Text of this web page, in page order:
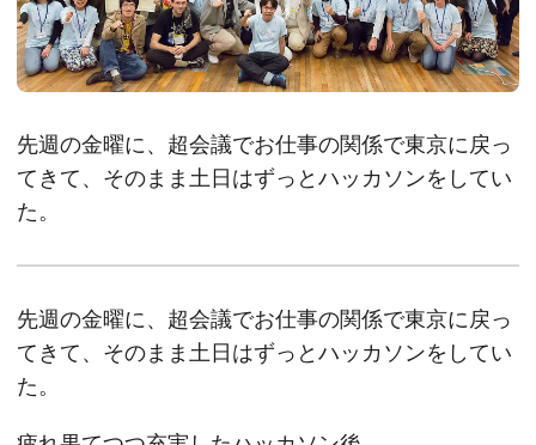
先週の金曜に、超会議でお仕事の関係で東京に戻っ
てきて、そのまま土日はずっとハッカソンをしてい
た。
先週の金曜に、超会議でお仕事の関係で東京に戻っ
てきて、そのまま土日はずっとハッカソンをしてい
た。